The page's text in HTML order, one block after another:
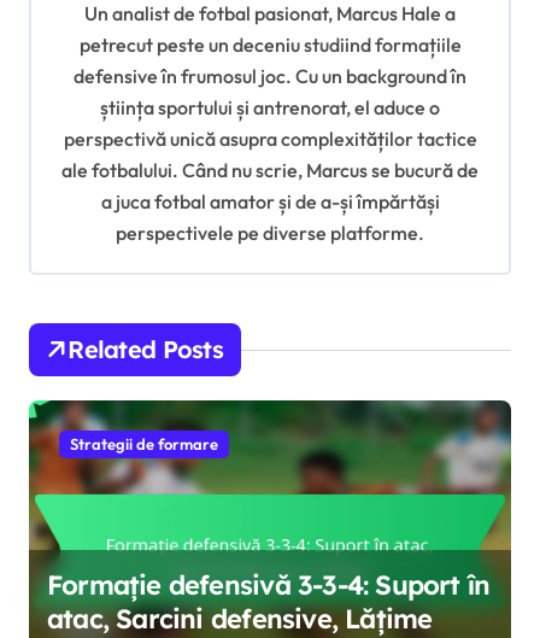
Un analist de fotbal pasionat, Marcus Hale a
petrecut peste un deceniu studiind formațiile
defensive în frumosul joc. Cu un background în
știința sportului și antrenorat, el aduce o
perspectivă unică asupra complexităților tactice
ale fotbalului. Când nu scrie, Marcus se bucură de
a juca fotbal amator și de a-și împărtăși
perspectivele pe diverse platforme.
Related Posts
Strategii de formare
Formație defensivă 3-3-4: Suport în
atac, Sarcini defensive, Lățime